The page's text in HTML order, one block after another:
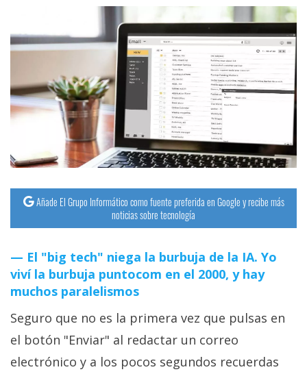
Añade El Grupo Informático como fuente preferida en Google y recibe más
noticias sobre tecnología
El "big tech" niega la burbuja de la IA. Yo
viví la burbuja puntocom en el 2000, y hay
muchos paralelismos
Seguro que no es la primera vez que pulsas en
el botón "Enviar" al redactar un correo
electrónico y a los pocos segundos recuerdas